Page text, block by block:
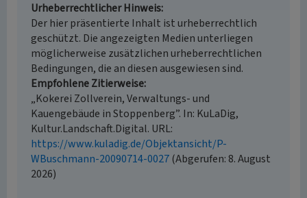
Urheberrechtlicher Hinweis
Der hier präsentierte Inhalt ist urheberrechtlich
geschützt. Die angezeigten Medien unterliegen
möglicherweise zusätzlichen urheberrechtlichen
Bedingungen, die an diesen ausgewiesen sind.
Empfohlene Zitierweise
„Kokerei Zollverein, Verwaltungs- und
Kauengebäude in Stoppenberg”. In: KuLaDig,
Kultur.Landschaft.Digital. URL:
https://www.kuladig.de/Objektansicht/P-
WBuschmann-20090714-0027(Abgerufen: 8. August
2026)